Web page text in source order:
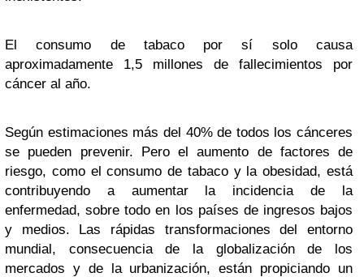
El consumo de tabaco por sí solo causa
aproximadamente 1,5 millones de fallecimientos por
cáncer al año.
Según estimaciones más del 40% de todos los cánceres
se pueden prevenir. Pero el aumento de factores de
riesgo, como el consumo de tabaco y la obesidad, está
contribuyendo a aumentar la incidencia de la
enfermedad, sobre todo en los países de ingresos bajos
y medios. Las rápidas transformaciones del entorno
mundial, consecuencia de la globalización de los
mercados y de la urbanización, están propiciando un